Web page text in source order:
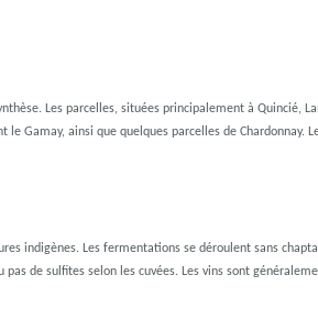
Les parcelles, situées principalement à Quincié,
Gamay, ainsi que quelques parcelles de Chardonnay.
indigènes. Les fermentations se déroulent sans
de sulfites selon les cuvées. Les vins sont